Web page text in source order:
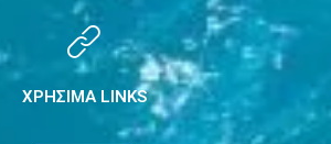
ΧΡΗΣΙΜΑ LINKS